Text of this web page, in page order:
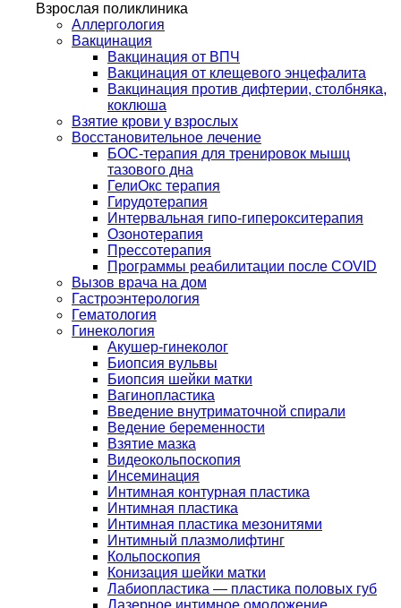
Взрослая поликлиника
Аллергология
Вакцинация
Вакцинация от ВПЧ
Вакцинация от клещевого энцефалита
Вакцинация против дифтерии, столбняка,
коклюша
Взятие крови у взрослых
Восстановительное лечение
БОС-терапия для тренировок мышц
тазового дна
ГелиОкс терапия
Гирудотерапия
Интервальная гипо-гиперокситерапия
Озонотерапия
Прессотерапия
Программы реабилитации после СOVID
Вызов врача на дом
Гастроэнтерология
Гематология
Гинекология
Акушер-гинеколог
Биопсия вульвы
Биопсия шейки матки
Вагинопластика
Введение внутриматочной спирали
Ведение беременности
Взятие мазка
Видеокольпоскопия
Инсеминация
Интимная контурная пластика
Интимная пластика
Интимная пластика мезонитями
Интимный плазмолифтинг
Кольпоскопия
Конизация шейки матки
Лабиопластика — пластика половых губ